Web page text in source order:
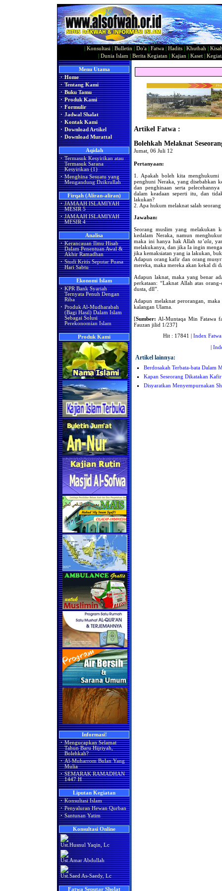
Konsultasi Bulletin Do'a Fatwa Hadits Khutbah
Dunia Islam Berita Kegiatan Kajian Kaset|
Menu Utama
· Home
· Tentang Kami
· Buku Tamu
· Produk Kami
· Formulir
· Jadwal Shalat
· Kontak Kami
· Download Artikel
· Download Murattal
Aqidah
· Termasuk Kesyirikan atau
Termasuk Sarana
Kesyirikan (1)
· Menghina Sesuatu yang
Mengandung Dzikrullah
Firqah (Aliran-aliran)
· JAMAAH ISLAMIYAH
MESIR 5
· JAMAAH ISLAMIYAH
MESIR 4
Analisa
· Kerancauan Ilmu Hisab
Dalam Penentuan Awal &
Akhir Ramadhan
· Studi Kritis Seputar Puasa
Hari Sabtu
Ekonomi Islam
· KPR Bank Syariah
Ternyata Penuh Dengan
Riba
· Produk Al-Mudharabah
(Bagi Hasil) Dalam Islam
Sebagai Solusi
Perekonomian Islam
Produk Kami
Informasi!
· Mengucapkan Selamat
Tahun Baru Hijriyah,
Bolehkah?
· Al-Muharrom Bulan Yang
Mulia
· SEMARAK RAMADHAN
1447 H
Liputan Kegiatan
· Konsultasi Islam
· Penyaluran Hewan Qurban
· Santunan Yatim
Konsultasi Online
Ust.Husnul Yaqin, Lc
Ust.Amar Abdullah
Ust.Saed As-Saedy, Lc
Fatwa Seputar Sholat
Artikel Fatwa :
Bolehkah Melaknat
Jumat, 06 Juli 12
Pertanyaan:
1. Apakah boleh kita menghukumi
penghuni Neraka, yang disebabkan
dan penghinaan serta
dalam keadaan seperti itu, dan
lakukan?
2. Apa hukum melaknat salah
Jawaban:
Seorang muslim yang melakukan
kedalam Neraka, namun
maka ini hanya hak Allah ta’ala ,
melakukanya, dan jika Ia ingin
jika kemaksiatan yang ia lakukan,
Adapun orang kafir dan orang
mereka, maka mereka akan kekal di
Adapun laknat, maka yang benar
perkataan: “Laknat Allah atas
dusta, dll”.
Adapun melaknat perorangan,
kalangan Ulama.
[Sumber: Al-Muntaqa Min Fatawa
Fauzan jilid 1/237]
Hit : 17841 | Index Fatwa
|
Artikel lainnya:
Berdosakah Terbata-bata Dalam
Kapan Seseorang Dikatakan
Disyaratkan Menyempurnakan